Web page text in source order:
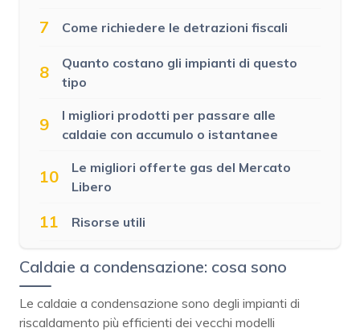
7 Come richiedere le detrazioni fiscali
8
Quanto costano gli impianti di questo
tipo
9
I migliori prodotti per passare alle
caldaie con accumulo o istantanee
10
Le migliori offerte gas del Mercato
Libero
11 Risorse utili
Caldaie a condensazione: cosa sono
Le caldaie a condensazione sono degli impianti di
riscaldamento più efficienti dei vecchi modelli